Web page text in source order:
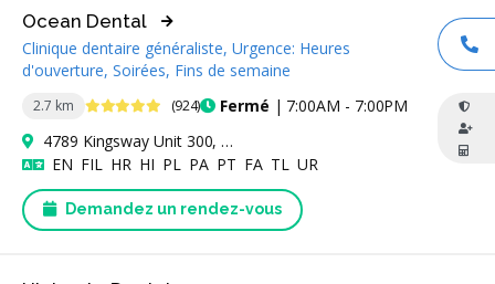
2.7 km 4.9 étoiles (924) Fermé | 7:00AM - 7:00PM
Ocean Dental
Clinique dentaire généraliste, Urgence: Heures
d'ouverture, Soirées, Fins de semaine
Demandez un rendez-vous
4789 Kingsway Unit 300, Burnaby, BC V5H 0A3, Canada
EN Anglais
FIL Filipino
HR Croate
HI Hindi
PL Polonais
PAPendjabi
PT Portugais
FAPersan
TL Tagalog
UR